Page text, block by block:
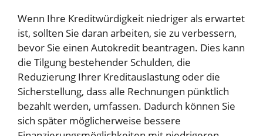
Wenn Ihre Kreditwürdigkeit niedriger als erwartet
ist, sollten Sie daran arbeiten, sie zu verbessern,
bevor Sie einen Autokredit beantragen. Dies kann
die Tilgung bestehender Schulden, die
Reduzierung Ihrer Kreditauslastung oder die
Sicherstellung, dass alle Rechnungen pünktlich
bezahlt werden, umfassen. Dadurch können Sie
sich später möglicherweise bessere